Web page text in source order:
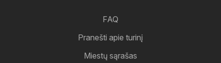
FAQ
Pranešti apie turinį
Miestų sąrašas